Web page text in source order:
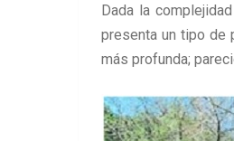
Dada la
presenta un tipo de
más profunda;